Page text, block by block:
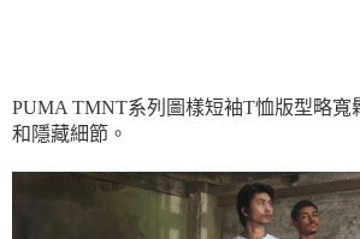
PUMA TMNT系列圖樣短袖T恤版型略寬
和隱藏細節。